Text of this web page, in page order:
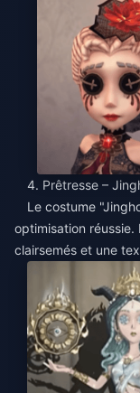
4. Prêtresse –
Le costume
optimisation
clairsemés et une